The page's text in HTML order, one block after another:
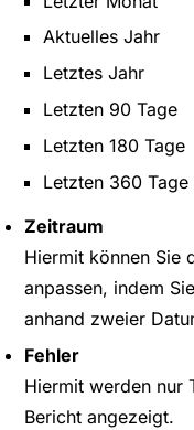
Aktuelles Jahr
Letztes Jahr
Letzten 90 Tage
Letzten 180 Tage
Letzten 360 Tage
Zeitraum
Hiermit können Sie
anpassen, indem
anhand zweier
Fehler
Hiermit werden nur
Bericht angezeigt.